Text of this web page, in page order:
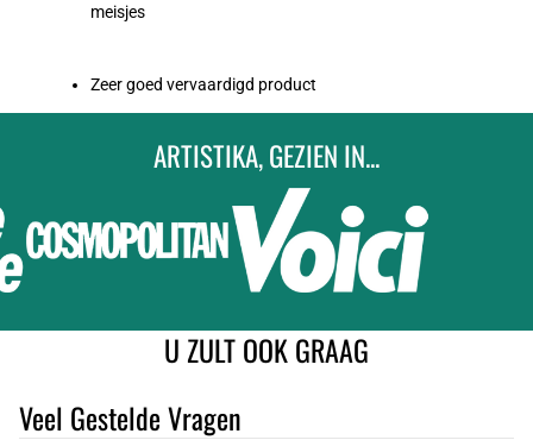
meisjes
Zeer goed vervaardigd product
ARTISTIKA, GEZIEN IN...
U ZULT OOK GRAAG
Veel Gestelde Vragen